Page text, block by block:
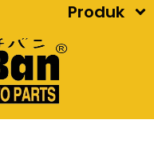
Produk